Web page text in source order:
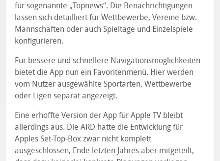
für sogenannte „Topnews“. Die Benachrichtigungen
lassen sich detailliert für Wettbewerbe, Vereine bzw.
Mannschaften oder auch Spieltage und Einzelspiele
konfigurieren.
Für bessere und schnellere Navigationsmöglichkeiten
bietet die App nun ein Favoritenmenü. Hier werden
vom Nutzer ausgewählte Sportarten, Wettbewerbe
oder Ligen separat angezeigt.
Eine erhoffte Version der App für Apple TV bleibt
allerdings aus. Die ARD hatte die Entwicklung für
Apples Set-Top-Box zwar nicht komplett
ausgeschlossen, Ende letzten Jahres aber mitgeteilt,